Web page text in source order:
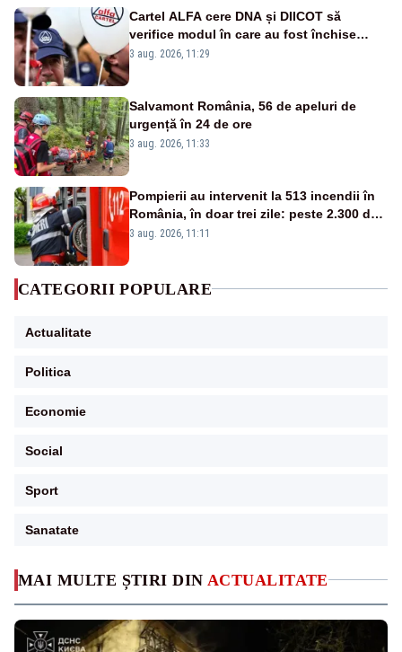
MAI MULTE ȘTIRI DIN ACTUALITATE
Cartel ALFA cere DNA și DIICOT să
verifice modul în care au fost închise
centralele pe cărbune
3 aug. 2026, 11:29
Salvamont România, 56 de apeluri de
urgență în 24 de ore
3 aug. 2026, 11:33
Pompierii au intervenit la 513 incendii în
România, în doar trei zile: peste 2.300 de
hectare de teren au fost afectate
3 aug. 2026, 11:11
CATEGORII POPULARE
Actualitate
Politica
Economie
Social
Sport
Sanatate